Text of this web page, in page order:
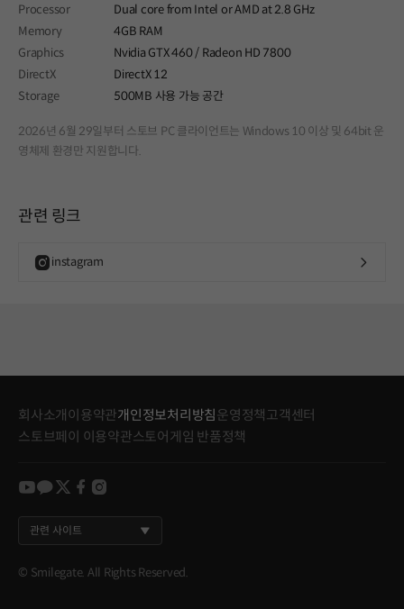
Processor
Dual core from Intel or AMD at 2.8 GHz
Memory
4GB RAM
Graphics
Nvidia GTX 460 / Radeon HD 7800
DirectX
DirectX 12
Storage
500MB 사용 가능 공간
2026년 6월 29일부터 스토브 PC 클라이언트는 Windows 10 이상 및 64bit 운
영체제 환경만 지원합니다.
관련 링크
instagram
회사소개 이용약관개인정보처리방침 운영정책고객센터
스토브페이 이용약관스토어게임 반품정책
youtube
kakao
twitter
facebook
instagram
관련 사이트
© Smilegate. All Rights Reserved.